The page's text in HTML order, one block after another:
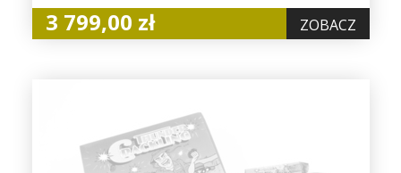
3 799,00 zł ZOBACZ